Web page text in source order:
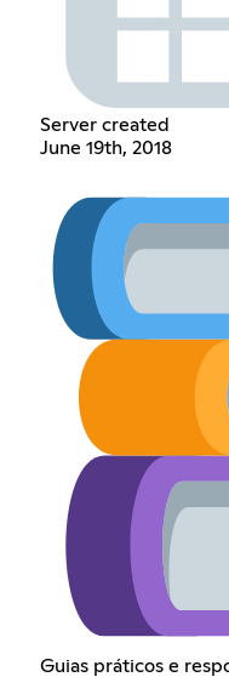
Server created
June 19th, 2018
Guias práticos e